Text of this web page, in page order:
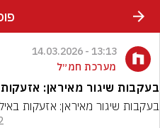
13:13 - 14.03.2026
מערכת חמ״ל
בעקבות שיגור מאיראן:
בעקבות שיגור מאיראן: אזעקות